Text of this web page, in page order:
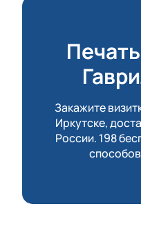
Закажите
Иркутске,
России. 198